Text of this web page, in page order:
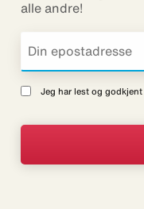
alle andre!
Jeg har lest og godkjent